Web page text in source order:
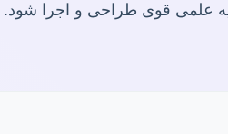
علمی قوی طراحی و اجرا شود.